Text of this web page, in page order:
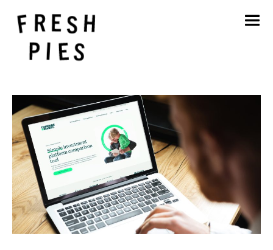
Accueil
Blog
Contact